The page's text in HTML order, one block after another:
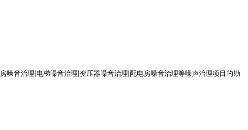
音治理|电梯噪音治理|变压器噪音治理|配电房噪音治理等噪声治理项目的勘